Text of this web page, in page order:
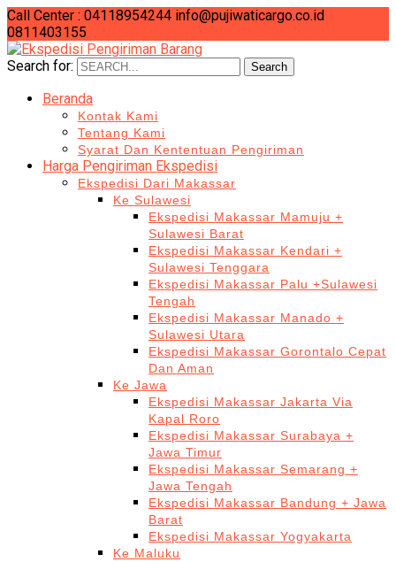
Call Center : 04118954244 info@pujiwaticargo.co.id
0811403155
Search for:
Search
Beranda
Kontak Kami
Tentang Kami
Syarat Dan Kententuan Pengiriman
Harga Pengiriman Ekspedisi
Ekspedisi Dari Makassar
Ke Sulawesi
Ekspedisi Makassar Mamuju +
Sulawesi Barat
Ekspedisi Makassar Kendari +
Sulawesi Tenggara
Ekspedisi Makassar Palu +Sulawesi
Tengah
Ekspedisi Makassar Manado +
Sulawesi Utara
Ekspedisi Makassar Gorontalo Cepat
Dan Aman
Ke Jawa
Ekspedisi Makassar Jakarta Via
Kapal Roro
Ekspedisi Makassar Surabaya +
Jawa Timur
Ekspedisi Makassar Semarang +
Jawa Tengah
Ekspedisi Makassar Bandung + Jawa
Barat
Ekspedisi Makassar Yogyakarta
Ke Maluku